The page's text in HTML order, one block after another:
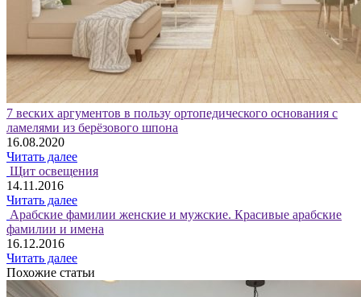
7 веских аргументов в пользу ортопедического основания с
ламелями из берёзового шпона
16.08.2020
Читать далее
Щит освещения
14.11.2016
Читать далее
Арабские фамилии женские и мужские. Красивые арабские
фамилии и имена
16.12.2016
Читать далее
Похожие статьи